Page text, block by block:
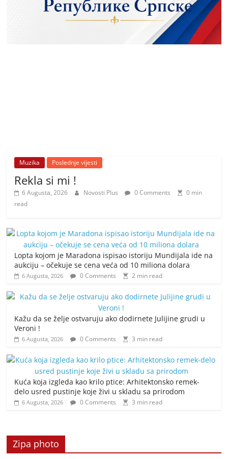
Muzika Poslednje vijesti
Rekla si mi !
6 Augusta, 2026 Novosti Plus 0 Comments
0 min
read
Lopta kojom je Maradona ispisao istoriju Mundijala ide na
aukciju – očekuje se cena veća od 10 miliona dolara
6 Augusta, 2026 0 Comments 2 min read
Kažu da se želje ostvaruju ako dodirnete Julijine grudi u
Veroni !
6 Augusta, 2026 0 Comments 3 min read
Kuća koja izgleda kao krilo ptice: Arhitektonsko remek-
delo usred pustinje koje živi u skladu sa prirodom
6 Augusta, 2026 0 Comments 3 min read
Zipa photo